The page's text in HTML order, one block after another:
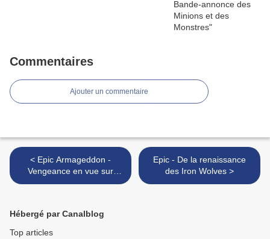
Commentaires
Ajouter un commentaire
< Epic Armageddon -
Vengeance en vue sur
Noctis Prime
Epic - De la renaissance
des Iron Wolves >
Hébergé par Canalblog
Top articles